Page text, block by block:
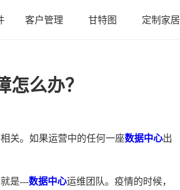
客户管理 甘特图 定制家居
么办？
关。如果运营中的任何一座数据中心出
是---数据中心运维团队。疫情的时候，